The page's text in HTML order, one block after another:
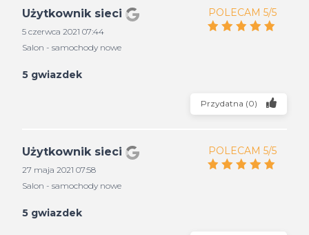
Użytkownik sieci
5 czerwca 2021 07:44
Salon - samochody nowe
POLECAM 5/5
5 gwiazdek
Przydatna (0)
Użytkownik sieci
27 maja 2021 07:58
Salon - samochody nowe
POLECAM 5/5
5 gwiazdek